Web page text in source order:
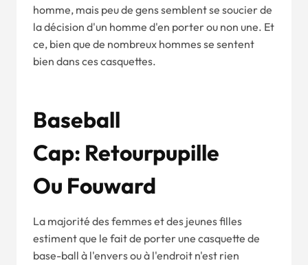
homme, mais peu de gens semblent se soucier de
la décision d'un homme d'en porter ou non une. Et
ce, bien que de nombreux hommes se sentent
bien dans ces casquettes.
BaSEbaLl
CAp: RetourPupille
Ou FOuwArd
La majorité des femmes et des jeunes filles
estiment que le fait de porter une casquette de
base-ball à l'envers ou à l'endroit n'est rien